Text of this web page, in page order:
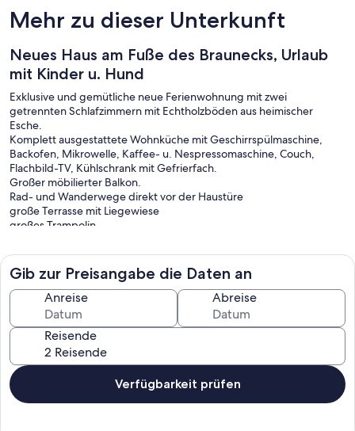
Mehr zu dieser Unterkunft
Neues Haus am Fuße des Braunecks, Urlaub
mit Kinder u. Hund
Exklusive und gemütliche neue Ferienwohnung mit zwei
getrennten Schlafzimmern mit Echtholzböden aus heimischer
Esche.
Komplett ausgestattete Wohnküche mit Geschirrspülmaschine,
Backofen, Mikrowelle, Kaffee- u. Nespressomaschine, Couch,
Flachbild-TV, Kühlschrank mit Gefrierfach.
Großer möbilierter Balkon.
Rad- und Wanderwege direkt vor der Haustüre
große Terrasse mit Liegewiese
großes Trampolin
Brötchenservice
freies WLAN
ganz viel Platz zum Parken
Gib zur Preisangabe die Daten an
Anreise Abreise
Reisende
Verfügbarkeit prüfen